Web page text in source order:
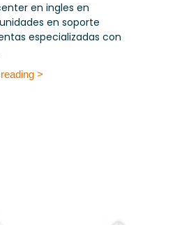
en ingles en
en soporte
especializadas con
>